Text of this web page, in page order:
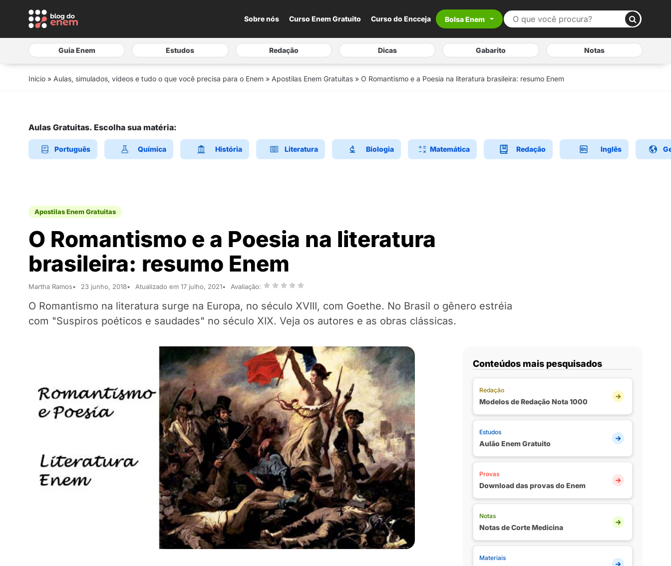
Sobre nós Curso Enem Gratuito Curso do Encceja Bolsa Enem
Guia Enem Estudos Redação Dicas Gabarito Notas
Início » Aulas, simulados, vídeos e tudo o que você precisa para o Enem » Apostilas Enem Gratuitas » O Romantismo e a Poesia na literatura brasileira: resumo Enem
Aulas Gratuitas. Escolha sua matéria:
Português Química História Literatura Biologia Matemática Redação Inglês
Apostilas Enem Gratuitas
O Romantismo e a Poesia na literatura
brasileira: resumo Enem
Martha Ramos 23 junho, 2018 Atualizado em 17 julho, 2021 Avaliação:
O Romantismo na literatura surge na Europa, no século XVIII, com Goethe. No Brasil o gênero estréia
com "Suspiros poéticos e saudades" no século XIX. Veja os autores e as obras clássicas.
Conteúdos mais pesquisados
Redação
Modelos de Redação Nota 1000
Estudos
Aulão Enem Gratuito
Provas
Download das provas do Enem
Notas
Notas de Corte Medicina
Materiais